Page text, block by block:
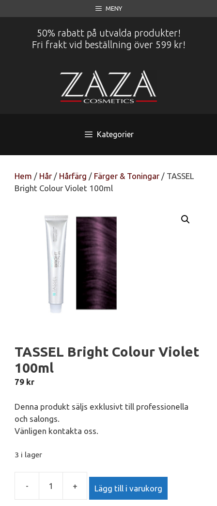
till
MENY
50% rabatt på utvalda produkter!
Fri frakt vid beställning över 599 kr!
Kategorier
Hem / Hår / Hårfärg / Färger & Toningar / TASSEL
Bright Colour Violet 100ml
TASSEL Bright Colour Violet
100ml
79 kr
Denna produkt säljs exklusivt till professionella
och salongs.
Vänligen kontakta oss.
3 i lager
-
TASSEL
+ Lägg till i varukorg